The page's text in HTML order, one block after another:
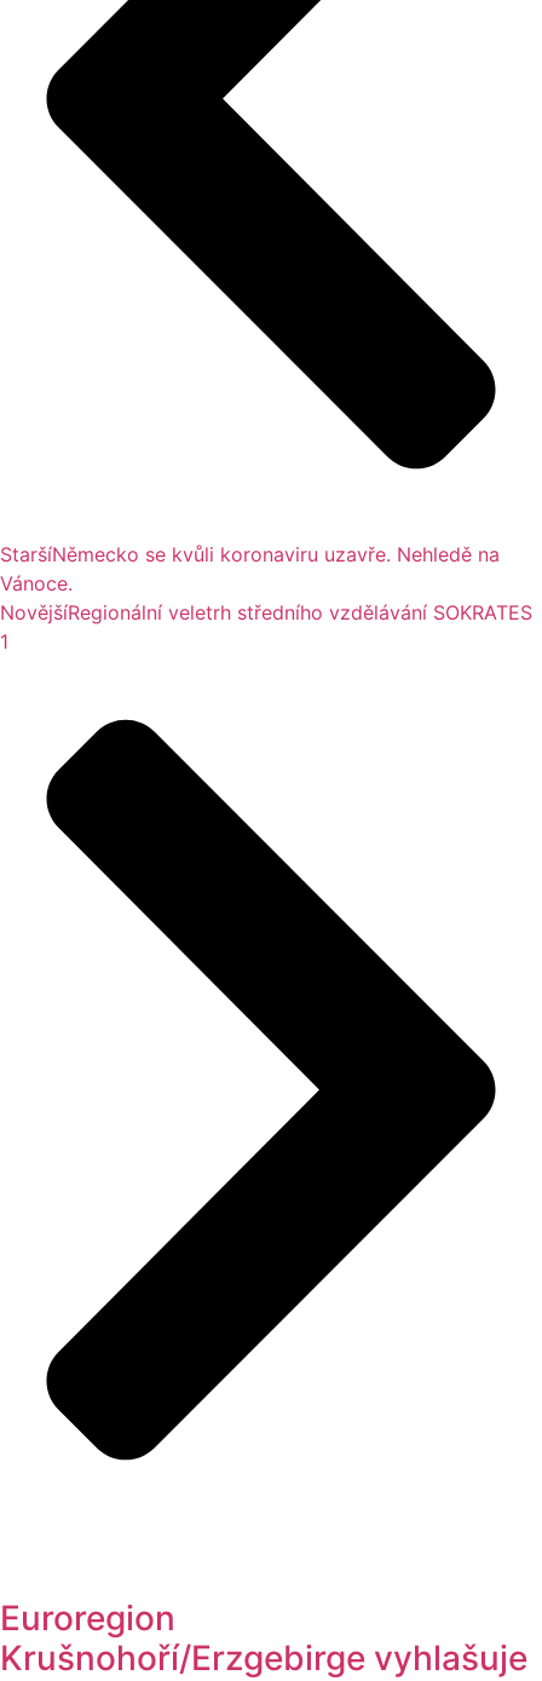
StaršíNěmecko se kvůli koronaviru uzavře. Nehledě na
Vánoce.
NovějšíRegionální veletrh středního vzdělávání SOKRATES
1
Euroregion
Krušnohoří/Erzgebirge vyhlašuje